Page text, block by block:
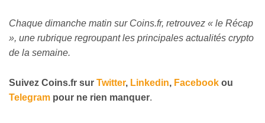
Chaque dimanche matin sur Coins.fr, retrouvez « le Récap
», une rubrique regroupant les principales actualités crypto
de la semaine.
Suivez Coins.fr sur Twitter, Linkedin, Facebook ou
Telegram pour ne rien manquer.